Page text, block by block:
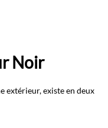
Noir
extérieur, existe en deux